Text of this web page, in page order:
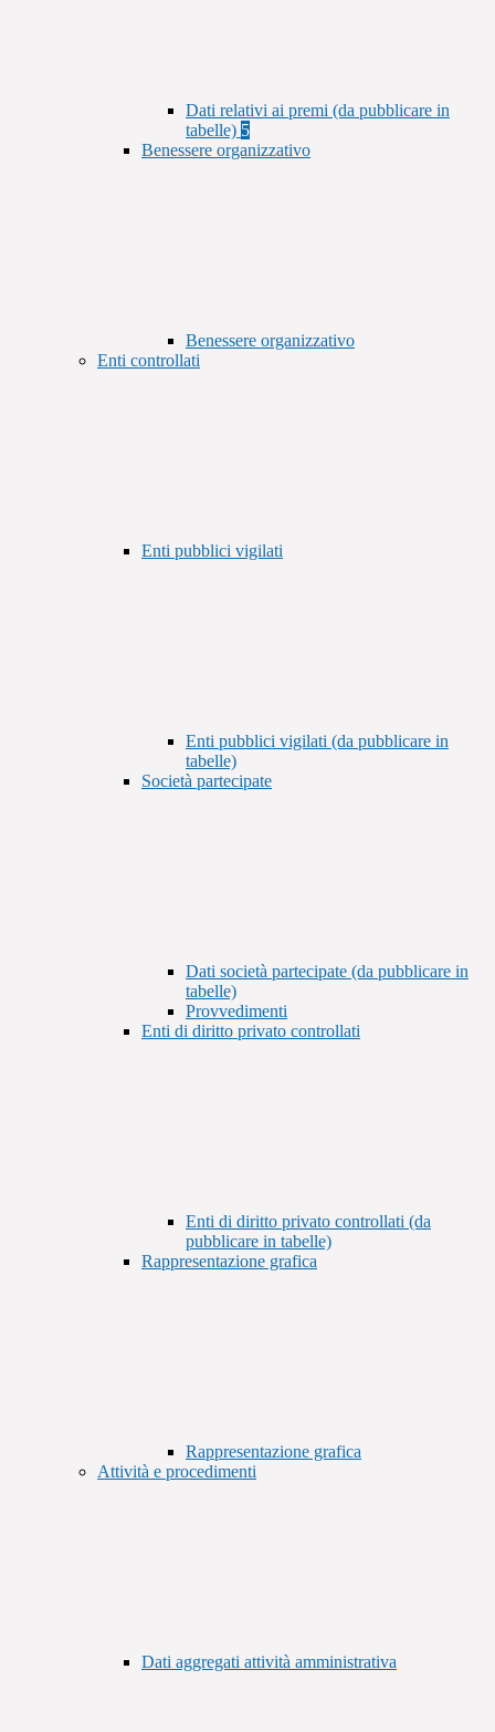
Dati relativi ai premi (da pubblicare in
tabelle) 5
Benessere organizzativo
Benessere organizzativo
Enti controllati
Enti pubblici vigilati
Enti pubblici vigilati (da pubblicare in
tabelle)
Società partecipate
Dati società partecipate (da pubblicare in
tabelle)
Provvedimenti
Enti di diritto privato controllati
Enti di diritto privato controllati (da
pubblicare in tabelle)
Rappresentazione grafica
Rappresentazione grafica
Attività e procedimenti
Dati aggregati attività amministrativa